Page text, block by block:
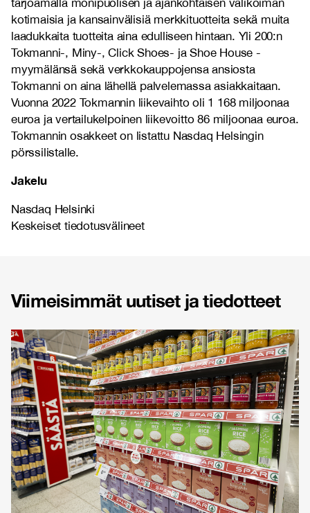
tarjoamalla monipuolisen ja ajankohtaisen valikoiman
kotimaisia ja kansainvälisiä merkkituotteita sekä muita
laadukkaita tuotteita aina edulliseen hintaan. Yli 200:n
Tokmanni-, Miny-, Click Shoes- ja Shoe House -
myymälänsä sekä verkkokauppojensa ansiosta
Tokmanni on aina lähellä palvelemassa asiakkaitaan.
Vuonna 2022 Tokmannin liikevaihto oli 1 168 miljoonaa
euroa ja vertailukelpoinen liikevoitto 86 miljoonaa euroa.
Tokmannin osakkeet on listattu Nasdaq Helsingin
pörssilistalle.
Jakelu
Nasdaq Helsinki
Keskeiset tiedotusvälineet
Viimeisimmät uutiset ja tiedotteet